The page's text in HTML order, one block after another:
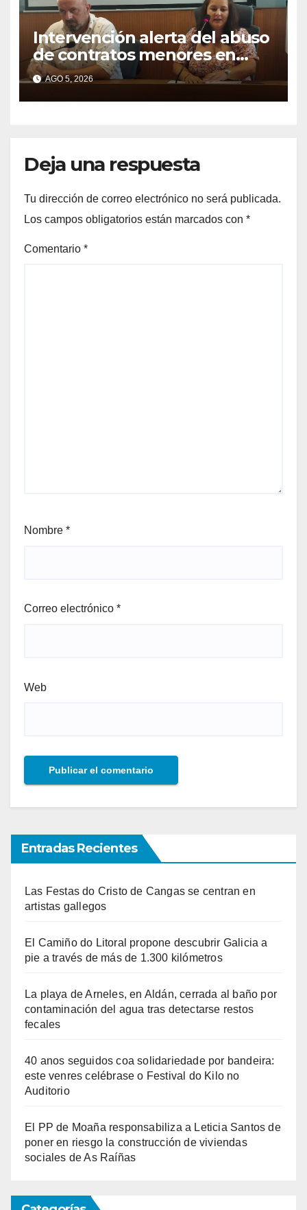
Intervención alerta del abuso
de contratos menores en
2025
AGO 5, 2026
Deja una respuesta
Tu dirección de correo electrónico no será publicada.
Los campos obligatorios están marcados con *
Comentario *
Nombre *
Correo electrónico *
Web
Entradas Recientes
Las Festas do Cristo de Cangas se centran en
artistas gallegos
El Camiño do Litoral propone descubrir Galicia a
pie a través de más de 1.300 kilómetros
La playa de Arneles, en Aldán, cerrada al baño por
contaminación del agua tras detectarse restos
fecales
40 anos seguidos coa solidariedade por bandeira:
este venres celébrase o Festival do Kilo no
Auditorio
El PP de Moaña responsabiliza a Leticia Santos de
poner en riesgo la construcción de viviendas
sociales de As Raíñas